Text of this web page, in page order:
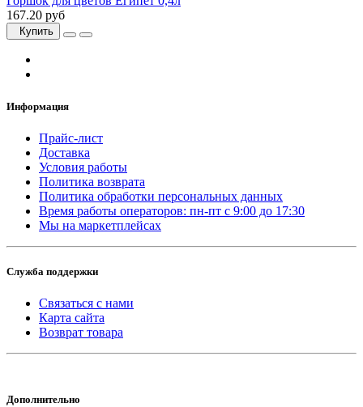
167.20 руб
Купить
Информация
Прайс-лист
Доставка
Условия работы
Политика возврата
Политика обработки персональных данных
Время работы операторов: пн-пт с 9:00 до 17:30
Мы на маркетплейсах
Служба поддержки
Связаться с нами
Карта сайта
Возврат товара
Дополнительно